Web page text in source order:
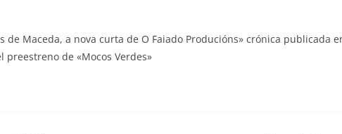
de Maceda, a nova curta de O Faiado Producións» crónica publicada
preestreno de «Mocos Verdes»